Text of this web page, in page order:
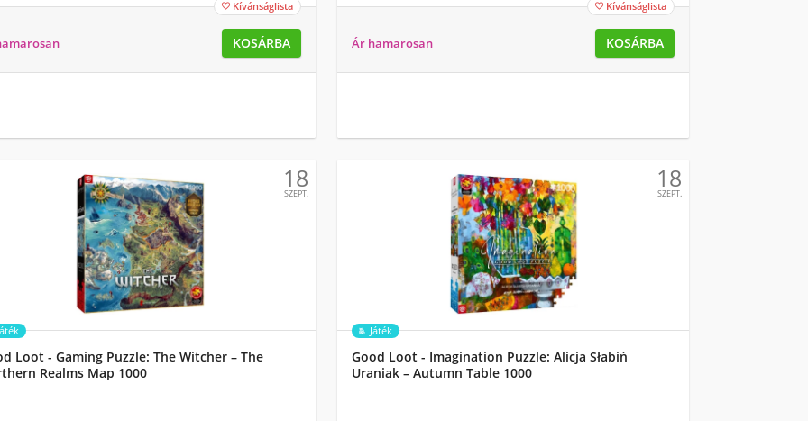
 Kívánságlista
KOSÁRBA
 Kívánságlista
Ár hamarosan KOSÁRBA
18
SZEPT.
Loot - Gaming Puzzle: The Witcher – The
Realms Map 1000
18
SZEPT.
Játék
Good Loot - Imagination Puzzle: Alicja Słabiń
Uraniak – Autumn Table 1000